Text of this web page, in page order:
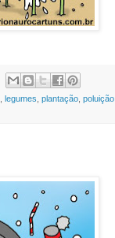
legumes plantação, poluição,